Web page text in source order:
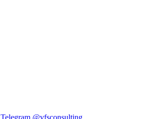
Telegram @vfsconsulting